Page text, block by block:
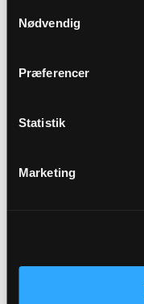
Nødvendig
Præferencer
Statistik
Marketing
Vonsild Kirke,